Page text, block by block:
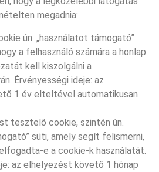
megadnia:
ún. „használatot támogató”
a felhasználó számára a honlap
kell kiszolgálni a
Érvényességi ideje: az
1 év elteltével automatikusan
tesztelő cookie, szintén ún.
süti, amely segít felismerni,
e a cookie-k használatát.
az elhelyezést követő 1 hónap